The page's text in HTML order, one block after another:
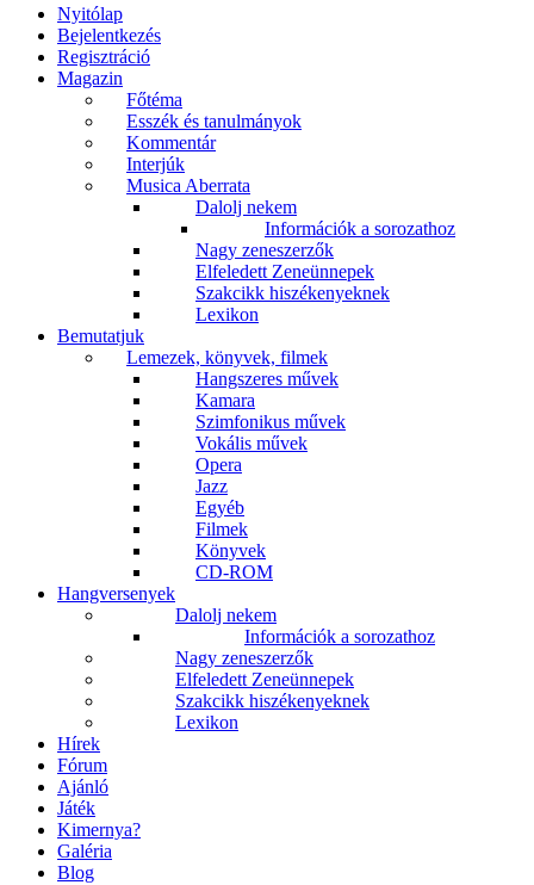
Nyitólap
Bejelentkezés
Regisztráció
Magazin
Főtéma
Esszék és tanulmányok
Kommentár
Interjúk
Musica Aberrata
Dalolj nekem
Információk a sorozathoz
Nagy zeneszerzők
Elfeledett Zeneünnepek
Szakcikk hiszékenyeknek
Lexikon
Bemutatjuk
Lemezek, könyvek, filmek
Hangszeres művek
Kamara
Szimfonikus művek
Vokális művek
Opera
Jazz
Egyéb
Filmek
Könyvek
CD-ROM
Hangversenyek
Dalolj nekem
Információk a sorozathoz
Nagy zeneszerzők
Elfeledett Zeneünnepek
Szakcikk hiszékenyeknek
Lexikon
Hírek
Fórum
Ajánló
Játék
Kimernya?
Galéria
Blog